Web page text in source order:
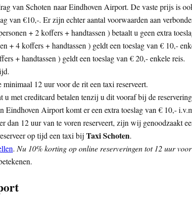
van Schoten naar Eindhoven Airport. De vaste prijs is
van €10,-. Er zijn echter aantal voorwaarden aan
+ 2 koffers + handtassen ) betaalt u geen extra
+ 4 koffers + handtassen ) geldt een toeslag van € 10,-
+ handtassen ) geldt een toeslag van € 20,- enkele reis.
12 uur voor de rit een taxi reserveert.
met creditcard betalen tenzij u dit vooraf bij de
Airport komt er een extra toeslag van € 10,-
dan 12 uur van te voren reserveert, zijn wij genoodzaakt
op tijd een taxi bij Taxi Schoten.
. Nu 10% korting op online reserveringen tot 12 uur